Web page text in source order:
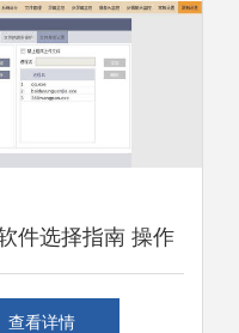
件选择指南 操作
齐全的完美平衡
查看详情